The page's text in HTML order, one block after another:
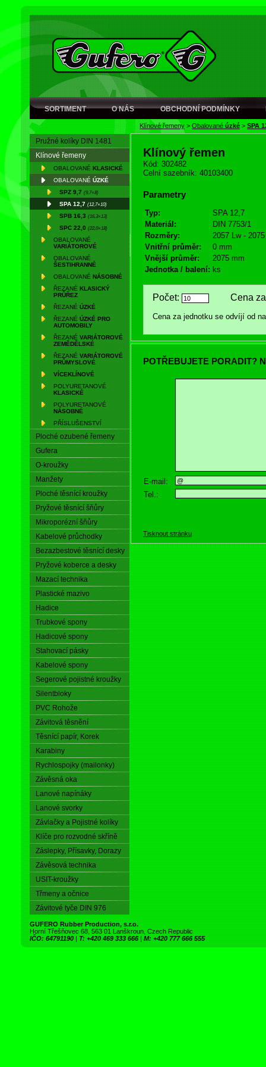
SORTIMENT O NÁS OBCHODNÍ PODMÍNKY
Klínové řemeny > Obalované úzké > SPA
Pružné kolíky DIN 1481
Klínové řemeny
OBALOVANÉ KLASICKÉ
OBALOVANÉ ÚZKÉ
SPZ 9,7 (9,7×8)
SPA 12,7 (12,7×10)
SPB 16,3 (16,3×13)
SPC 22,0 (22,0×18)
OBALOVANÉ
VARIÁTOROVÉ
OBALOVANÉ
ŠESTIHRANNÉ
OBALOVANÉ NÁSOBNÉ
ŘEZANÉ KLASICKÝ
PRŮŘEZ
ŘEZANÉ ÚZKÉ
ŘEZANÉ ÚZKÉ PRO
AUTOMOBILY
ŘEZANÉ VARIÁTOROVÉ
ZEMĚDĚLSKÉ
ŘEZANÉ VARIÁTOROVÉ
PRŮMYSLOVÉ
VÍCEKLÍNOVÉ
POLYURETANOVÉ
KLASICKÉ
POLYURETANOVÉ
NÁSOBNÉ
PŘÍSLUŠENSTVÍ
Ploché ozubené řemeny
Gufera
O-kroužky
Manžety
Ploché těsnící kroužky
Pryžové těsnící šňůry
Mikroporézní šňůry
Kabelové průchodky
Bezazbestové těsnící desky
Pryžové koberce a desky
Mazací technika
Plastické mazivo
Hadice
Trubkové spony
Hadicové spony
Stahovací pásky
Kabelové spony
Segerové pojistné kroužky
Silentbloky
PVC Rohože
Závitová těsnění
Těsnící papír, Korek
Karabiny
Rychlospojky (mailonky)
Závěsná oka
Lanové napínáky
Lanové svorky
Závlačky a Pojistné kolíky
Klíče pro rozvodné skříně
Záslepky, Přísavky, Dorazy
Závěsová technika
USIT-kroužky
Třmeny a očnice
Závitové tyče DIN 976
Klínový řemen
Kód: 302482
Celní sazebník: 40103400
Parametry
Typ:
SPA 12,7
Materiál:
DIN 7753/1
Rozměry:
2057 Lw -
Vnitřní průměr:
0 mm
Vnější průměr:
2075 mm
Jednotka / balení: ks
Počet: Cena za
Cena za jednotku se odvíjí od
POTŘEBUJETE PORADIT?
E-mail:
Tel.:
Tisknout stránku
GUFERO Rubber Production, s.r.o.
Horní Třešňovec 68, 563 01 Lanškroun, Czech Republic
IČO: 64791190 | T: +420 469 333 666 | M: +420 777 666 555